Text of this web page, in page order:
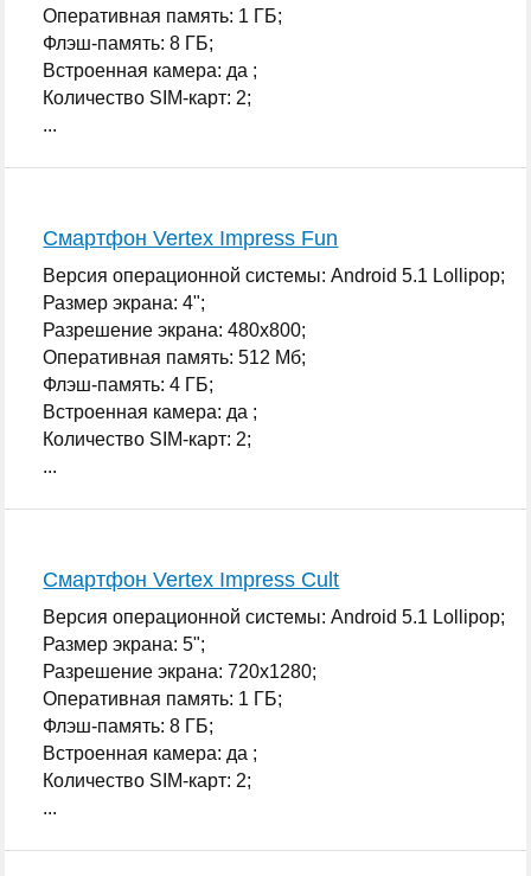
Оперативная память: 1 ГБ;
Флэш-память: 8 ГБ;
Встроенная камера: да ;
Количество SIM-карт: 2;
...
Смартфон Vertex Impress Fun
Версия операционной системы: Android 5.1 Lollipop;
Размер экрана: 4";
Разрешение экрана: 480x800;
Оперативная память: 512 Мб;
Флэш-память: 4 ГБ;
Встроенная камера: да ;
Количество SIM-карт: 2;
...
Смартфон Vertex Impress Cult
Версия операционной системы: Android 5.1 Lollipop;
Размер экрана: 5";
Разрешение экрана: 720x1280;
Оперативная память: 1 ГБ;
Флэш-память: 8 ГБ;
Встроенная камера: да ;
Количество SIM-карт: 2;
...